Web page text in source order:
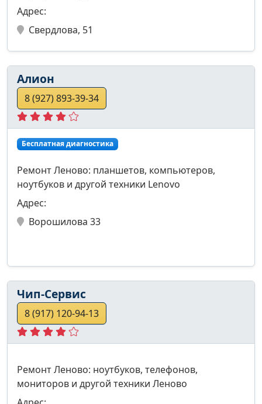
Адрес:
Свердлова, 51
Алион
8 (927) 893-39-34
Бесплатная диагностика
Ремонт Леново: планшетов, компьютеров,
ноутбуков и другой техники Lenovo
Адрес:
Ворошилова 33
Чип-Сервис
8 (917) 120-94-13
Ремонт Леново: ноутбуков, телефонов,
мониторов и другой техники Леново